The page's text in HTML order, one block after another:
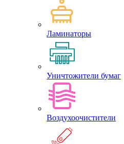
Ламинаторы
Уничтожители бумаг
Воздухоочистители